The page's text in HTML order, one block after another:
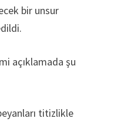
bir unsur
açıklamada şu
titizlikle